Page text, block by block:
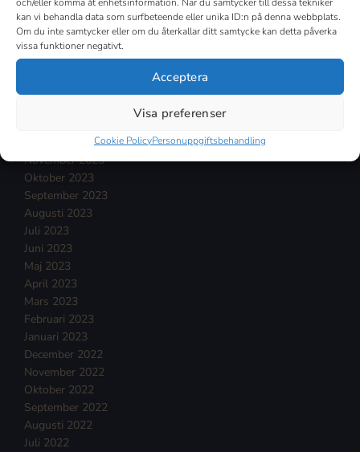
kan vi behandla data som surfbeteende eller unika ID:n på denna webbplats.
Om du inte samtycker eller om du återkallar ditt samtycke kan detta påverka
vissa funktioner negativt.
Acceptera
Visa preferenser
Cookie PolicyPersonuppgiftsbehandling
Juli 2024
Juni 2024
December 2023
November 2023
Oktober 2023
September 2023
Augusti 2023
Juli 2023
Juni 2023
Maj 2023
April 2023
Mars 2023
Februari 2023
Januari 2023
December 2022
November 2022
Oktober 2022
September 2022
Augusti 2022
Juli 2022